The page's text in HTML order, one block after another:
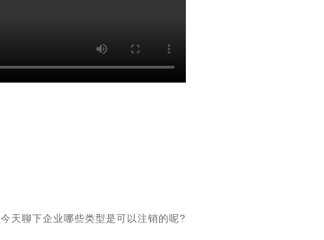
今天聊下企业哪些类型是可以注销的呢?